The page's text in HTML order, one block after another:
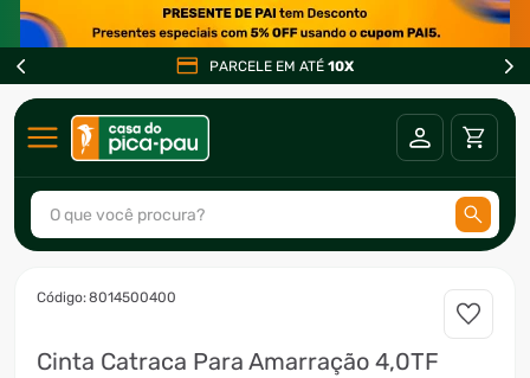
PARCELE EM ATÉ 10X
O que você procura?
:8014500400
Cinta Catraca Para Amarração 4,0TF
2º
freezer